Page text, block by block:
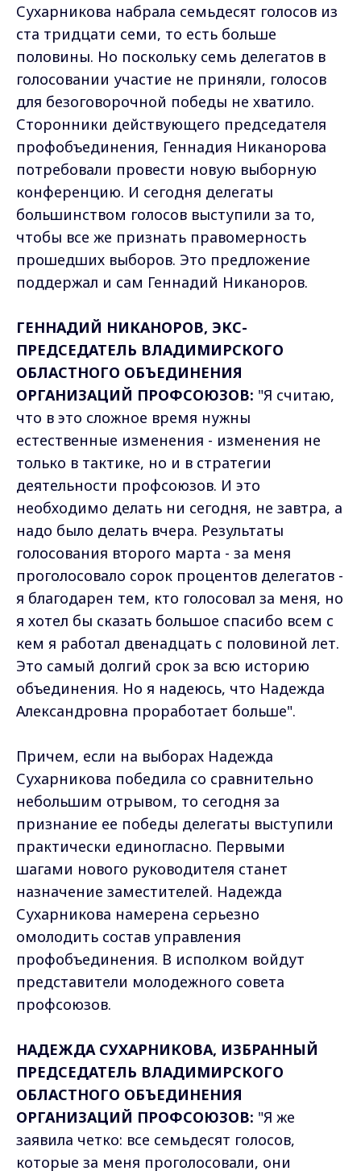
Сухарникова набрала семьдесят голосов из
ста тридцати семи, то есть больше
половины. Но поскольку семь делегатов в
голосовании участие не приняли, голосов
для безоговорочной победы не хватило.
Сторонники действующего председателя
профобъединения, Геннадия Никанорова
потребовали провести новую выборную
конференцию. И сегодня делегаты
большинством голосов выступили за то,
чтобы все же признать правомерность
прошедших выборов. Это предложение
поддержал и сам Геннадий Никаноров.
ГЕННАДИЙ НИКАНОРОВ, ЭКС-
ПРЕДСЕДАТЕЛЬ ВЛАДИМИРСКОГО
ОБЛАСТНОГО ОБЪЕДИНЕНИЯ
ОРГАНИЗАЦИЙ ПРОФСОЮЗОВ: "Я считаю,
что в это сложное время нужны
естественные изменения - изменения не
только в тактике, но и в стратегии
деятельности профсоюзов. И это
необходимо делать ни сегодня, не завтра, а
надо было делать вчера. Результаты
голосования второго марта - за меня
проголосовало сорок процентов делегатов -
я благодарен тем, кто голосовал за меня, но
я хотел бы сказать большое спасибо всем с
кем я работал двенадцать с половиной лет.
Это самый долгий срок за всю историю
объединения. Но я надеюсь, что Надежда
Александровна проработает больше".
Причем, если на выборах Надежда
Сухарникова победила со сравнительно
небольшим отрывом, то сегодня за
признание ее победы делегаты выступили
практически единогласно. Первыми
шагами нового руководителя станет
назначение заместителей. Надежда
Сухарникова намерена серьезно
омолодить состав управления
профобъединения. В исполком войдут
представители молодежного совета
профсоюзов.
НАДЕЖДА СУХАРНИКОВА, ИЗБРАННЫЙ
ПРЕДСЕДАТЕЛЬ ВЛАДИМИРСКОГО
ОБЛАСТНОГО ОБЪЕДИНЕНИЯ
ОРГАНИЗАЦИЙ ПРОФСОЮЗОВ: "Я же
заявила четко: все семьдесят голосов,
которые за меня проголосовали, они